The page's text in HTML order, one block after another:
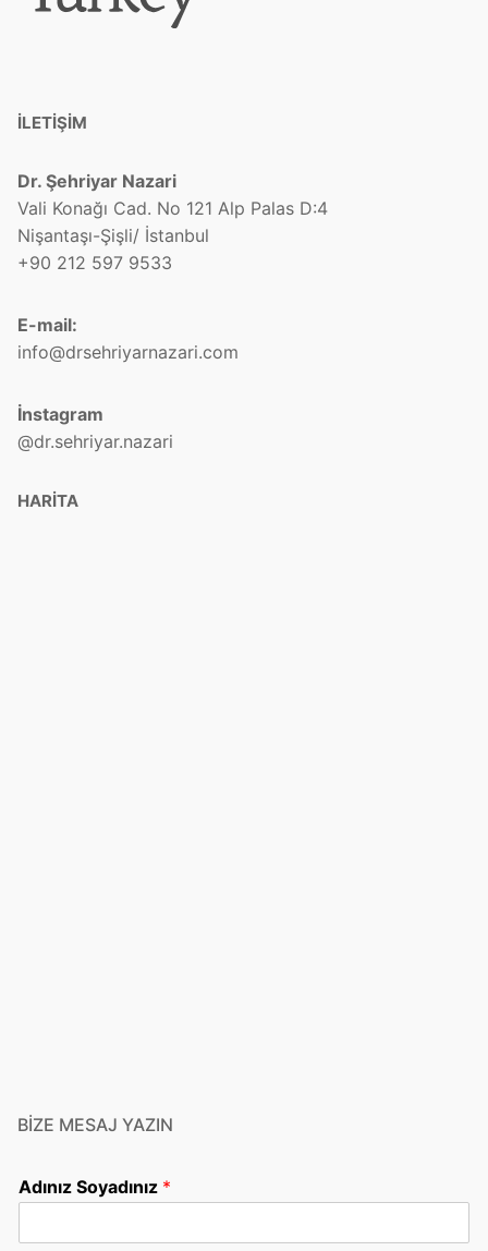
İLETİŞİM
Dr. Şehriyar Nazari
Vali Konağı Cad. No 121 Alp Palas D:4
Nişantaşı-Şişli/ İstanbul
+90 212 597 9533
E-mail:
info@drsehriyarnazari.com
İnstagram
@dr.sehriyar.nazari
HARİTA
BIZE MESAJ YAZIN
Adınız Soyadınız *